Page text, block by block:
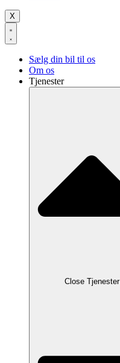
X
Sælg din bil til os
Om os
Tjenester
Close Tjenester